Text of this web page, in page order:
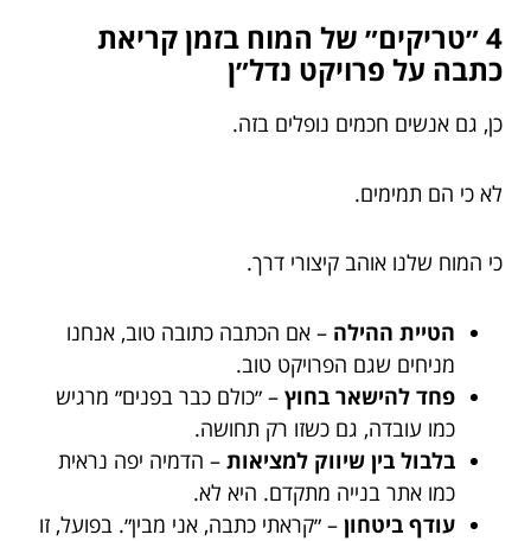
4 ״טריקים״ של המוח בזמן קריאת
כתבה על פרויקט נדל״ן
כן, גם אנשים חכמים נופלים בזה.
לא כי הם תמימים.
כי המוח שלנו אוהב קיצורי דרך.
הטיית ההילה – אם הכתבה כתובה טוב, אנחנו
מניחים שגם הפרויקט טוב.
פחד להישאר בחוץ – ״כולם כבר בפנים״ מרגיש
כמו עובדה, גם כשזו רק תחושה.
בלבול בין שיווק למציאות – הדמיה יפה נראית
כמו אתר בנייה מתקדם. היא לא.
עודף ביטחון – ״קראתי כתבה, אני מבין״. בפועל, זו